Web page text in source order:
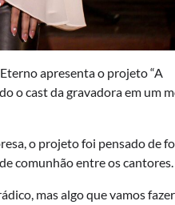
apresenta o projeto “A
o cast da gravadora em um
o projeto foi pensado de
comunhão entre os cantores.
mas algo que vamos